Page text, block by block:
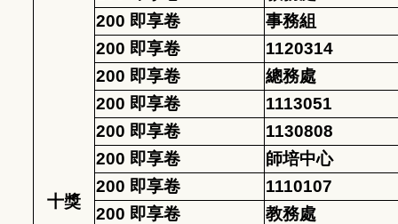
十獎
200 即享卷
事務組
200 即享卷
1120314
200 即享卷
總務處
200 即享卷
1113051
200 即享卷
1130808
200 即享卷
師培中心
200 即享卷
1110107
200 即享卷
教務處